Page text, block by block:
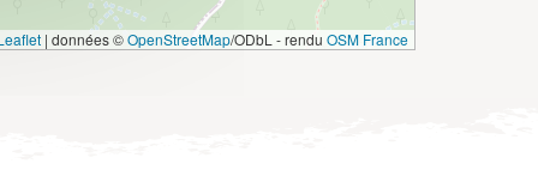
| données ©OpenStreetMap/ODbL - rendu OSM France